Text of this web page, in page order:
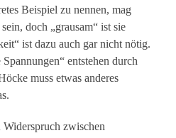
Beispiel zu nennen, mag
doch „grausam“ ist sie
ist dazu auch gar nicht nötig.
entstehen durch
muss etwas anderes
zwischen